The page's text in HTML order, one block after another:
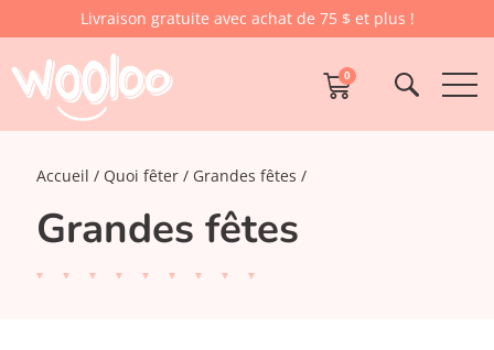
Livraison gratuite avec achat de 75 $ et plus !
0
Accueil Quoi fêter Grandes fêtes
Grandes fêtes